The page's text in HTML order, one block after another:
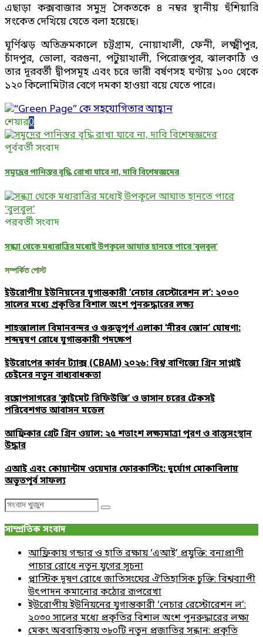
এছাড়া কক্সবাজার সমুদ্র সৈকতকে ৪ নম্বর স্থানীয় হুঁশিয়ারি
সংকেত দেখিয়ে যেতে বলা হয়েছে।
ঘূর্ণিঝড় অতিক্রমকালে চট্টগ্রাম, নোয়াখালী, ফেনী, লক্ষ্মীপুর,
চাঁদপুর, ভোলা, বরগুনা, পটুয়াখালী, পিরোজপুর, ঝালকাঠি ও
তার দূরবর্তী দ্বীপসমূহ এবং চরে ভারী বর্ষণসহ ঘণ্টায় ১০০ থেকে
১২০ কিলোমিটার বেগে দমকা হাওয়া বয়ে যেতে পারে।
শেয়ার0
পূর্ববর্তী সংবাদ
সমুদ্রের পানিস্তর বৃদ্ধি রোখা যাবে না, দাবি বিশেষজ্ঞদের
পরবর্তী সংবাদ
সন্ধ্যা থেকে মধ্যরাত্রির মধ্যেই উপকূলে আঘাত হানতে পারে ‘বুলবুল’
সম্পর্কিত পোস্ট
ইউরোপীয় ইউনিয়নের যুগান্তকারী ‘নেচার রেস্টোরেশন ল’: ২০৩০
সালের মধ্যে প্রকৃতির বিশাল অংশ পুনরুদ্ধারের লক্ষ্য
শাহজালাল বিমানবন্দর ও গুরুত্বপূর্ণ এলাকা ‘নীরব জোন’ ঘোষণা:
শব্দদূষণ রোধে যুগান্তকারী পদক্ষেপ
ইউরোপের কার্বন ট্যাক্স (CBAM) ২০২৬: বিশ্ব বাণিজ্যে গ্রিন সাপ্লাই
চেইনের নতুন বাধ্যবাধকতা
বঙ্গোপসাগরের ‘ক্লাইমেট রিফিউজি’ ও ভাসান চরের টেকসই
পরিবেশগত আবাসন মডেল
আফ্রিকার গ্রেট গ্রিন ওয়াল: ২৫ শতাংশ লক্ষ্যমাত্রা পূরণ ও বাস্তুসংস্থান
উদ্ধার
এআই এবং কোয়ান্টাম ওয়েদার ফোরকাস্টিং: দুর্যোগ মোকাবিলায়
অভূতপূর্ব সাফল্য
Search
Search
সাম্প্রতিক সংবাদ
আফ্রিকায় গন্ডার ও হাতি রক্ষায় ‘এআই’ প্রযুক্তি: বন্যপ্রাণী
পাচার রোধে নতুন যুগের সূচনা
প্লাস্টিক দূষণ রোধে জাতিসংঘের ঐতিহাসিক চুক্তি: বিশ্বব্যাপী
উৎপাদন কমানোর কঠোর রূপরেখা
ইউরোপীয় ইউনিয়নের যুগান্তকারী ‘নেচার রেস্টোরেশন ল’:
২০৩০ সালের মধ্যে প্রকৃতির বিশাল অংশ পুনরুদ্ধারের লক্ষ্য
মেকং অববাহিকায় ৩৮০টি নতুন প্রজাতির সন্ধান: প্রকৃতি